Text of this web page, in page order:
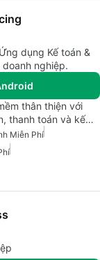
dụng Kế toán &
nghiệp.
thân thiện với
thanh toán và kế…
Miễn Phí